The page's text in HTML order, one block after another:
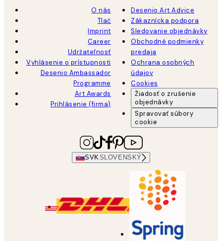
O nás
Tlač
Imprint
Career
Udržateľnosť
Vyhlásenie o prístupnosti
Desenio Ambassador
Programme
Art Awards
Prihlásenie (firma)
Desenio Art Advice
Zákaznícka podpora
Sledovanie objednávky
Obchodné podmienky
predaja
Ochrana osobných
údajov
Cookies
Žiadosť o zrušenie
objednávky
Spravovať súbory
cookie
SVKSLOVENSKÝ